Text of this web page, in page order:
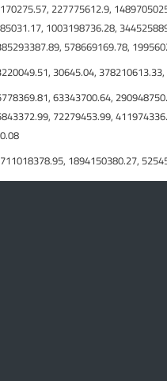
227775612.9,
1003198736.28,
578669169.78,
30645.04,
63343700.64,
72279453.99,
1894150380.27,